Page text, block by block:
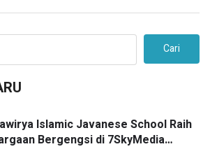
Cari
Islamic Javanese School Raih
Bergengsi di 7SkyMedia